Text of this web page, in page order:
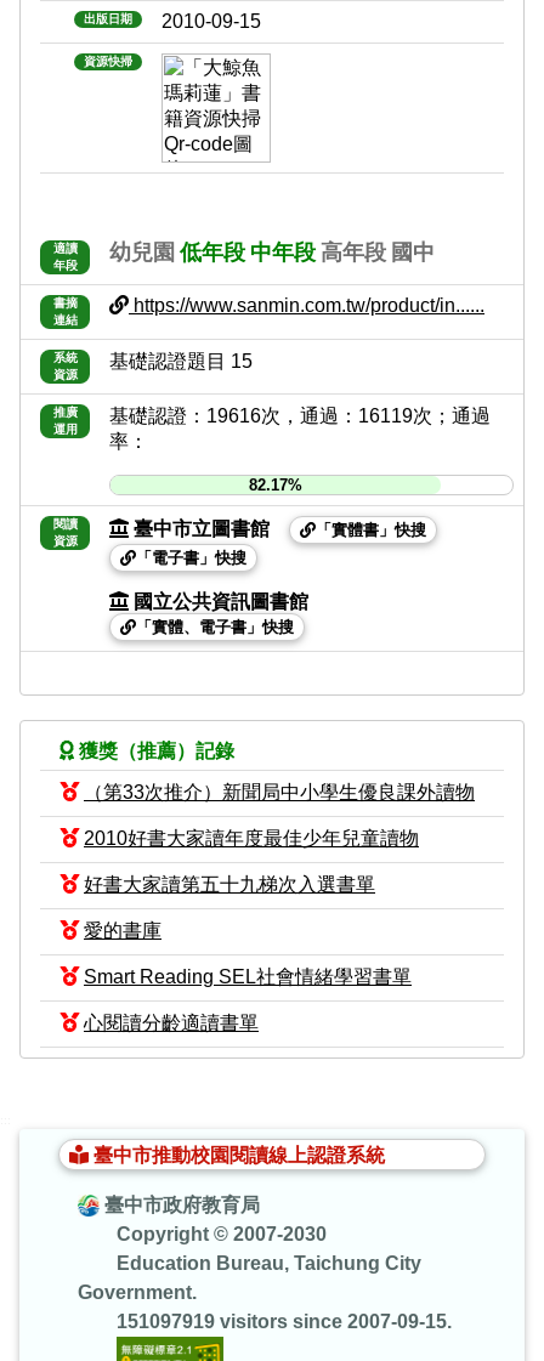
出版日期 2010-09-15
資源快掃
適讀
年段
幼兒園 低年段 中年段 高年段 國中
書摘
連結
https://www.sanmin.com.tw/product/in......
系統
資源
基礎認證題目 15
推廣
運用
基礎認證：19616次，通過：16119次；通過
率：
82.17%
閱讀
資源
臺中市立圖書館
「實體書」快搜
「電子書」快搜
國立公共資訊圖書館
「實體、電子書」快搜
獲獎（推薦）記錄
（第33次推介）新聞局中小學生優良課外讀物
2010好書大家讀年度最佳少年兒童讀物
好書大家讀第五十九梯次入選書單
愛的書庫
Smart Reading SEL社會情緒學習書單
心閱讀分齡適讀書單
臺中市推動校園閱讀線上認證系統
臺中市政府教育局
Copyright © 2007-2030
Education Bureau, Taichung City
Government.
151097919 visitors since 2007-09-15.